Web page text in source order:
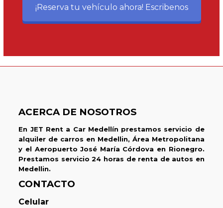
¡Reserva tu vehículo ahora! Escribenos
ACERCA DE NOSOTROS
En JET Rent a Car Medellín prestamos servicio de
alquiler de carros en Medellin, Área Metropolitana
y el Aeropuerto José María Córdova en Rionegro.
Prestamos servicio 24 horas de renta de autos en
Medellin.
CONTACTO
Celular